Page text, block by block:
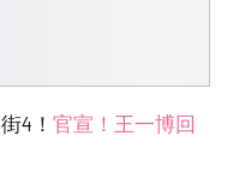
4！ 官宣！王一博回